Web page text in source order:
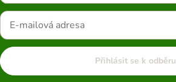
Přihlásit se k odběru